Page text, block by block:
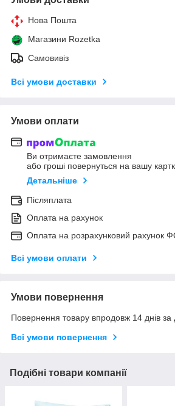
Нова Пошта
Магазини Rozetka
Самовивіз
Всі умови доставки
Умови оплати
Ви отримаєте замовлення
або гроші повернуться на вашу
Детальніше
Післяплата
Оплата на рахунок
Оплата на розрахунковий рахунок
Всі умови оплати
Умови повернення
Повернення товару впродовж 14 днів за
Всі умови повернення
Подібні товари компанії